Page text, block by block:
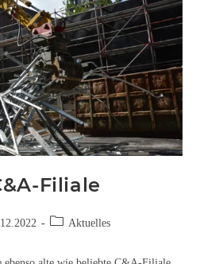
Filiale
Aktuelles